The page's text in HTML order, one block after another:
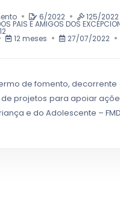
6/2022 125/2022
PAIS E AMIGOS DOS
12 meses 27/07/2022
de fomento, decorrente
projetos para apoiar
e do Adolescente –